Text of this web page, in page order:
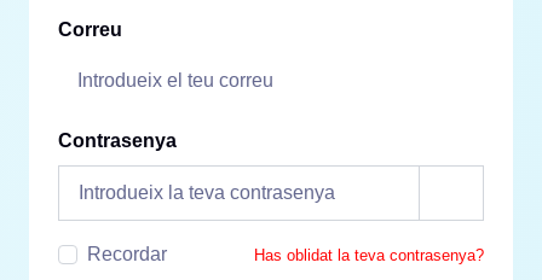
Correu
Contrasenya
Recordar Has oblidat la teva contrasenya?